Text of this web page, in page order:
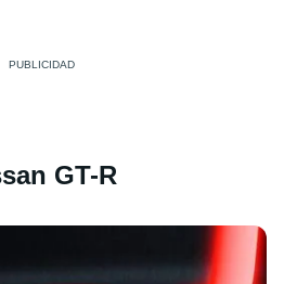
GT-R